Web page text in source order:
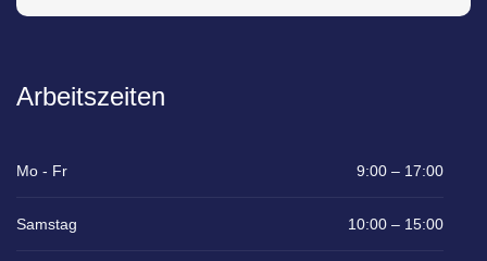
Arbeitszeiten
Mo - Fr 9:00 – 17:00
Samstag 10:00 – 15:00